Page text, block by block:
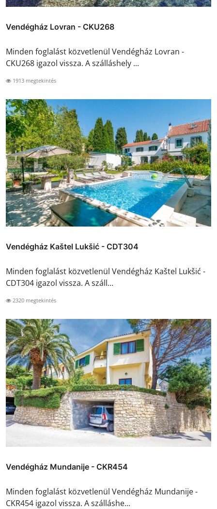
Vendégház Lovran - CKU268
Minden foglalást közvetlenül Vendégház Lovran -
CKU268 igazol vissza. A szálláshely ...
1913 megtekintés
Vendégház Kaštel Lukšić - CDT304
Minden foglalást közvetlenül Vendégház Kaštel Lukšić -
CDT304 igazol vissza. A száll...
2320 megtekintés
Vendégház Mundanije - CKR454
Minden foglalást közvetlenül Vendégház Mundanije -
CKR454 igazol vissza. A szálláshe...